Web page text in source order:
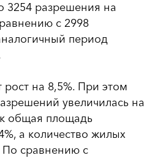
3254 разрешения на
с 2998
период
на 8,5%. При этом
увеличилась на
общая площадь
а количество жилых
По сравнению с